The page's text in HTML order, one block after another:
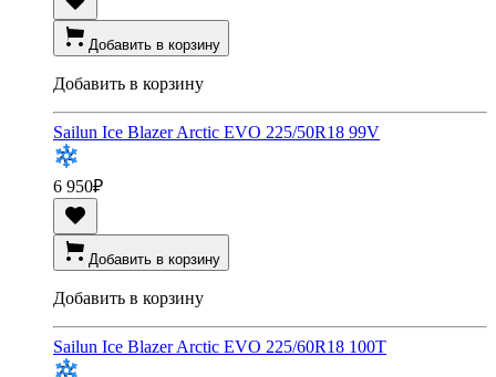
Добавить в корзину
Добавить в корзину
Sailun Ice Blazer Arctic EVO 225/50R18 99V
6 950₽
Добавить в корзину
Добавить в корзину
Sailun Ice Blazer Arctic EVO 225/60R18 100T